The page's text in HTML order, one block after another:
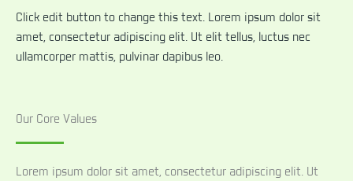
Click edit button to change this text. Lorem ipsum dolor sit
amet, consectetur adipiscing elit. Ut elit tellus, luctus nec
ullamcorper mattis, pulvinar dapibus leo.
Our Core Values
Lorem ipsum dolor sit amet, consectetur adipiscing elit. Ut